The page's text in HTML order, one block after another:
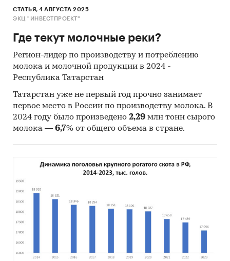
01.01.2025.
фермысодержит:123страницы,37
и
23
Наименование
проекта
«Строительство молочно-
товарной фермы
на1200дойных голов КРС
голштинской породы по
технологии доения
«Карусель».
бизнес-плана
Валюта расчетов
Площадь з/у
Планируется долгосрочная
аренда участка12
Период
планирования
2026 г. по дек. 2035 г.).
СТАТЬЯ, 4 АВГУСТА 2025
ЭКЦ "ИНВЕСТПРОЕКТ"
Где текут молочные реки?
Регион-лидер по производству и потреблению
молока и молочной продукции в 2024 -
Республика Татарстан
Татарстан уже не первый год прочно занимает
первое место в России по производству молока. В
2024 году было произведено 2,29 млн тонн сырого
молока — 6,7% от общего объема в стране.